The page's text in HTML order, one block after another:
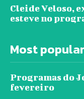
Cleide Veloso,
esteve no
Most popular
Programas do
fevereiro